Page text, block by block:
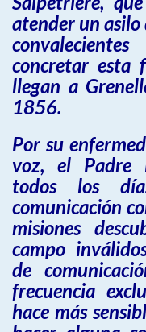
atender un asilo
concretar esta
llegan a
1856.
Por su
voz, el Padre
todos los
comunicación
misiones
campo
de
frecuencia
hace más